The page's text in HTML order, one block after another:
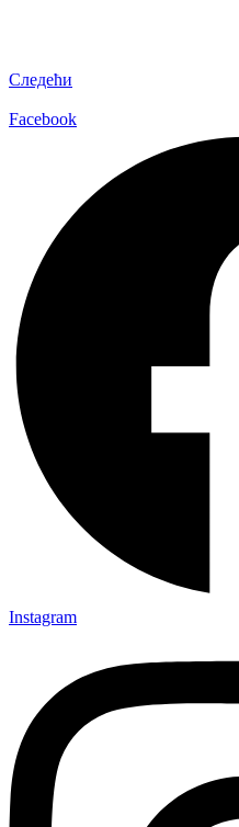
Следећи
Facebook
Instagram